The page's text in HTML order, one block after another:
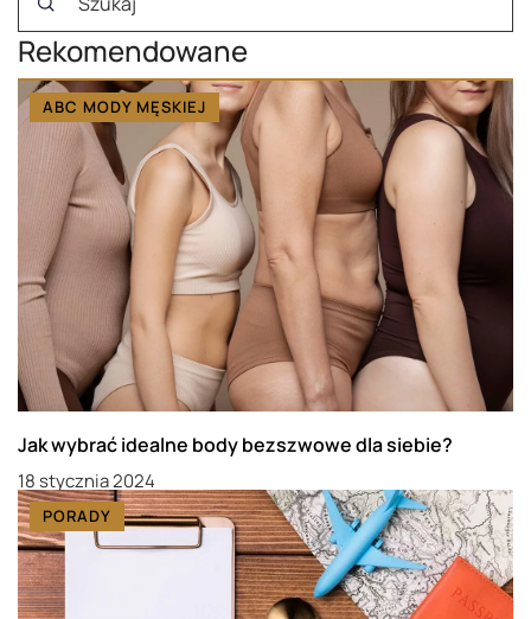
Rekomendowane
ABC MODY MĘSKIEJ
Jak wybrać idealne body bezszwowe dla siebie?
18 stycznia 2024
PORADY